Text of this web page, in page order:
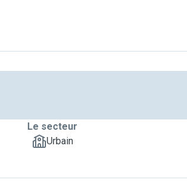
Le secteur
Urbain